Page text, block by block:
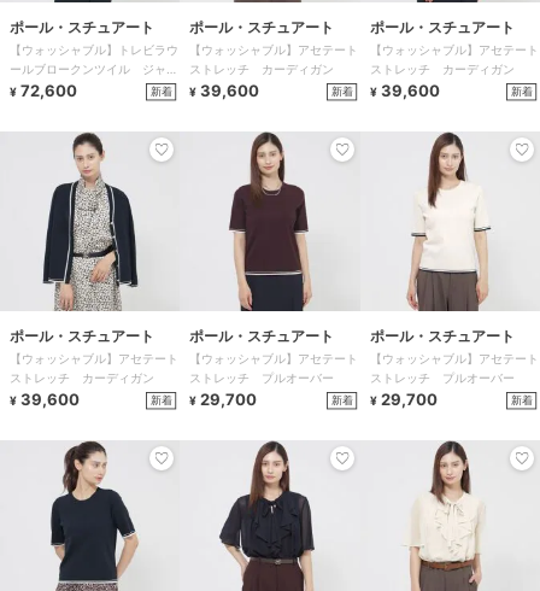
ポール・スチュアート
【ウォッシャブル】トレビラウ
ールブロークンツイル ジャケ
ット
¥ 72,600 新着
ポール・スチュアート
【ウォッシャブル】アセテート
ストレッチ カーディガン
¥ 39,600 新着
ポール・スチュアート
【ウォッシャブル】アセテート
ストレッチ カーディガン
¥ 39,600 新着
ポール・スチュアート
【ウォッシャブル】アセテート
ストレッチ カーディガン
¥ 39,600 新着
ポール・スチュアート
【ウォッシャブル】アセテート
ストレッチ プルオーバー
¥ 29,700 新着
ポール・スチュアート
【ウォッシャブル】アセテート
ストレッチ プルオーバー
¥ 29,700 新着